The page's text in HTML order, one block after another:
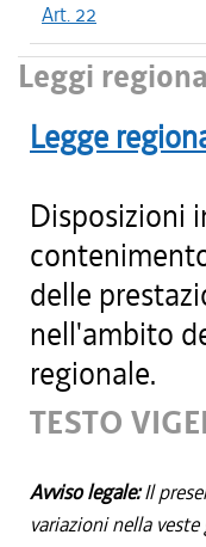
Art. 22
Leggi
Legge
Disposizioni
delle
nell'ambito
regionale.
TESTO
Avviso legale:Il
variazioni nella